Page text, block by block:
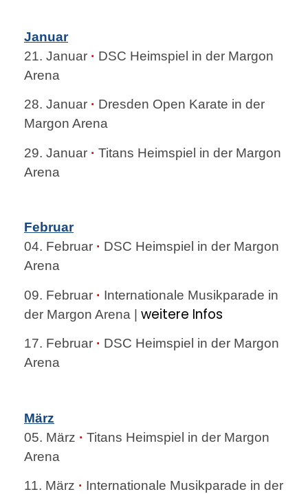
Januar
21. Januar · DSC Heimspiel in der Margon
Arena
28. Januar · Dresden Open Karate in der
Margon Arena
29. Januar · Titans Heimspiel in der Margon
Arena
Februar
04. Februar · DSC Heimspiel in der Margon
Arena
09. Februar · Internationale Musikparade in
der Margon Arena | weitere Infos
17. Februar · DSC Heimspiel in der Margon
Arena
März
05. März · Titans Heimspiel in der Margon
Arena
11. März · Internationale Musikparade in der